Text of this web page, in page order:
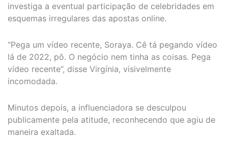
investiga a eventual participação de celebridades em
esquemas irregulares das apostas online.
“Pega um vídeo recente, Soraya. Cê tá pegando vídeo
lá de 2022, pô. O negócio nem tinha as coisas. Pega
vídeo recente”, disse Virgínia, visivelmente
incomodada.
Minutos depois, a influenciadora se desculpou
publicamente pela atitude, reconhecendo que agiu de
maneira exaltada.